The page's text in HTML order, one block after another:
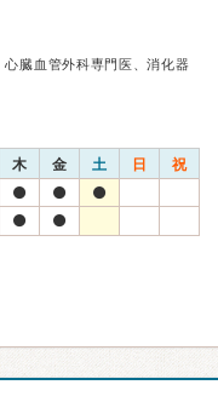
臓血管外科専門医、消化器
木 金 土 日 祝